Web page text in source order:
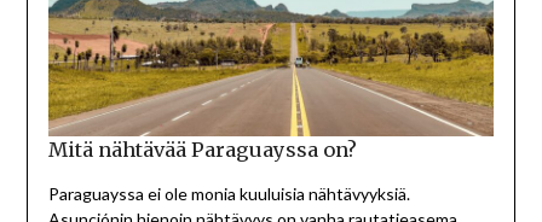
Mitä nähtävää Paraguayssa on?
Paraguayssa ei ole monia kuuluisia nähtävyyksiä.